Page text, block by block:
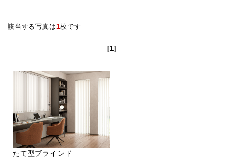
該当する写真は1枚です
[1]
たて型ブラインド